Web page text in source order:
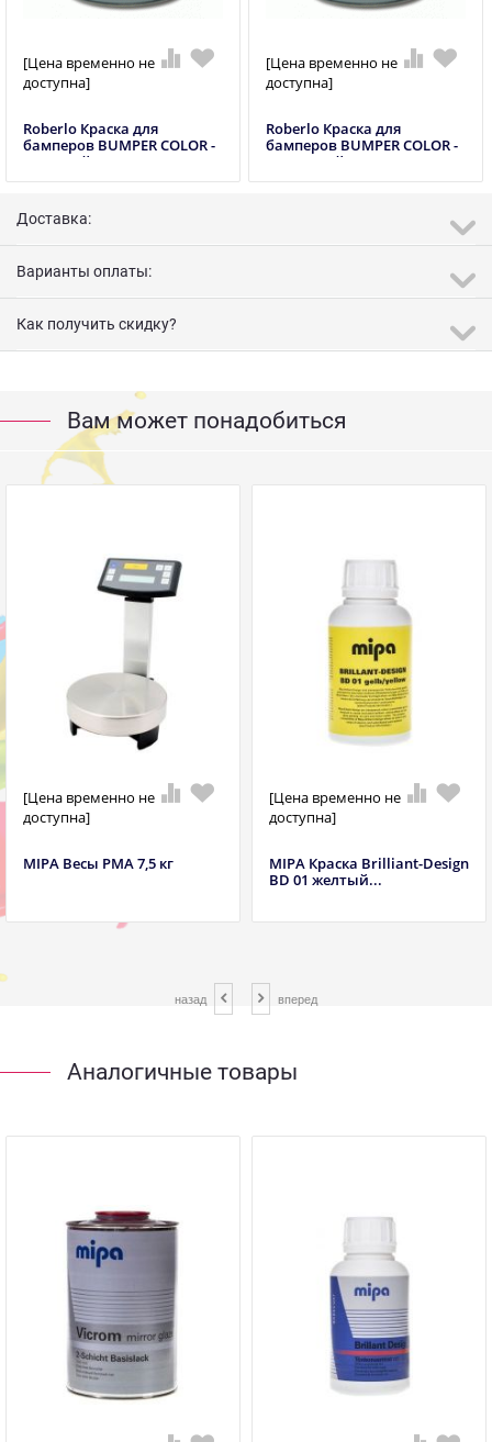
[Цена временно не
доступна]
Roberlo Краска для
бамперов BUMPER COLOR -
1 л серый
[Цена временно не
доступна]
Roberlo Краска для
бамперов BUMPER COLOR -
1 л черный
Доставка:
Варианты оплаты:
Как получить скидку?
Вам может понадобиться
[Цена временно не
доступна]
MIPA Весы РМА 7,5 кг
[Цена временно не
доступна]
MIPA Краска Brilliant-Design
BD 01 желтый...
назад вперед
Аналогичные товары